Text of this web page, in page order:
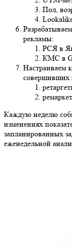
Пол,
рекламы:
РСЯ в
КМС в
Настраиваем
совершивших
Каждую неделю
изменениях
запланированных
еженедельной